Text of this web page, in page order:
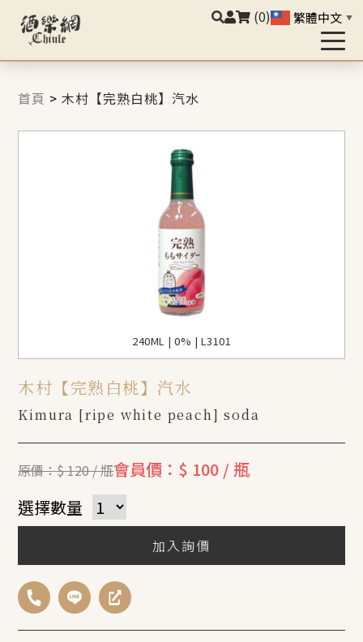
(0) 繁體中文 ▼
首頁 >木村【完熟白桃】汽水
240ML | 0% | L3101
木村【完熟白桃】汽水
Kimura [ripe white peach] soda
原價：$ 120 / 瓶會員價：$ 100 / 瓶
選擇數量
加入詢價